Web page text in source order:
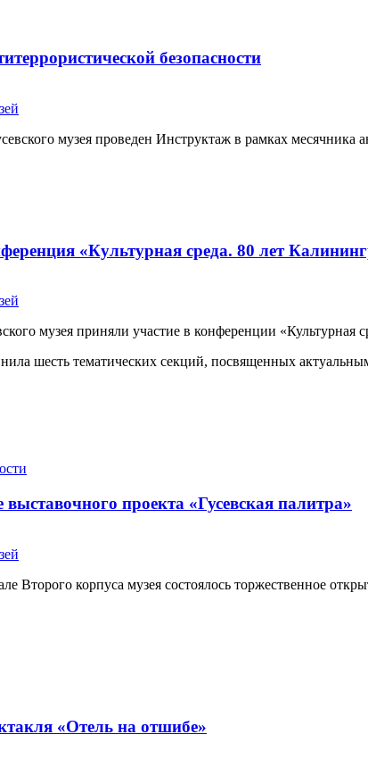
безопасности
музея проведен Инструктаж в рамках месячника
«Культурная среда. 80 лет
музея приняли участие в конференции «Культурная
шесть тематических секций, посвященных
проекта «Гусевская палитра»
Второго корпуса музея состоялось торжественное
«Отель на отшибе»